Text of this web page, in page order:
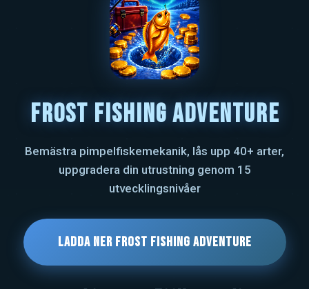
Frost Fishing Adventure
Bemästra pimpelfiskemekanik, lås upp 40+ arter,
uppgradera din utrustning genom 15
utvecklingsnivåer
Ladda ner Frost Fishing Adventure